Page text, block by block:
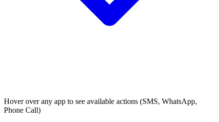
Hover over any app to see available actions (SMS, WhatsApp,
Phone Call)